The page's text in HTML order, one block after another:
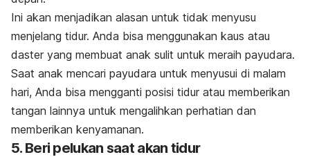
Ini akan menjadikan alasan untuk tidak menyusu
menjelang tidur. Anda bisa menggunakan kaus atau
daster yang membuat anak sulit untuk meraih payudara.
Saat anak mencari payudara untuk menyusui di malam
hari, Anda bisa mengganti posisi tidur atau memberikan
tangan lainnya untuk mengalihkan perhatian dan
memberikan kenyamanan.
5. Beri pelukan saat akan tidur